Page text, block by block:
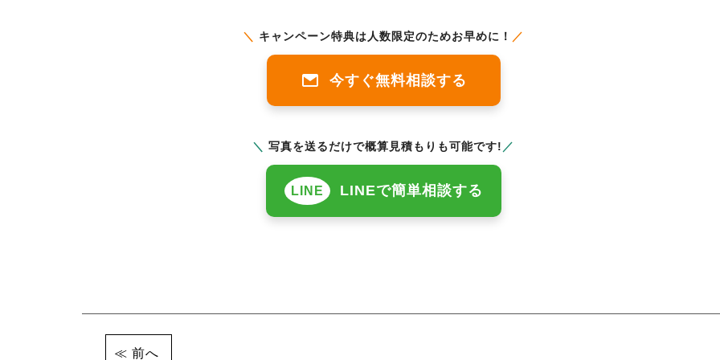
＼ キャンペーン特典は人数限定のためお早めに！ ／
今すぐ無料相談する
＼ 写真を送るだけで概算見積もりも可能です! ／
LINE LINEで簡単相談する
前へ